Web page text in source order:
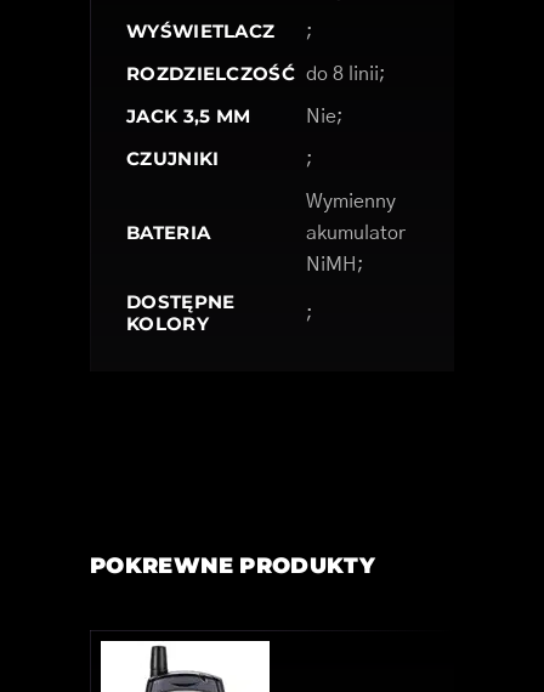
WYŚWIETLACZ ;
ROZDZIELCZOŚĆ do 8 linii;
JACK 3,5 MM Nie;
CZUJNIKI ;
BATERIA
Wymienny
akumulator
NiMH;
DOSTĘPNE
KOLORY
;
POKREWNE PRODUKTY